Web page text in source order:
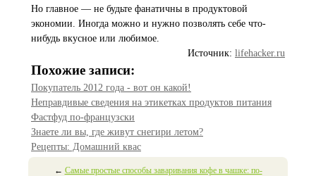
Но главное — не будьте фанатичны в продуктовой
экономии. Иногда можно и нужно позволять себе что-
нибудь вкусное или любимое.
Источник: lifehacker.ru
Похожие записи:
Покупатель 2012 года - вот он какой!
Неправдивые сведения на этикетках продуктов питания
Фастфуд по-французски
Знаете ли вы, где живут снегири летом?
Рецепты: Домашний квас
← Самые простые способы заваривания кофе в чашке: по-